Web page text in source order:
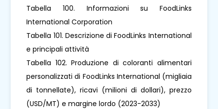
Tabella 100. Informazioni su FoodLinks
International Corporation
Tabella 101. Descrizione di FoodLinks International
e principali attività
Tabella 102. Produzione di coloranti alimentari
personalizzati di FoodLinks International (migliaia
di tonnellate), ricavi (milioni di dollari), prezzo
(USD/MT) e margine lordo (2023-2033)